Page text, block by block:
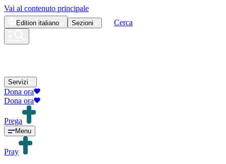
Vai al contenuto principale
Edition italiano Sezioni Cerca
Servizi
Dona ora
Dona ora
Prega
Menu
Pray